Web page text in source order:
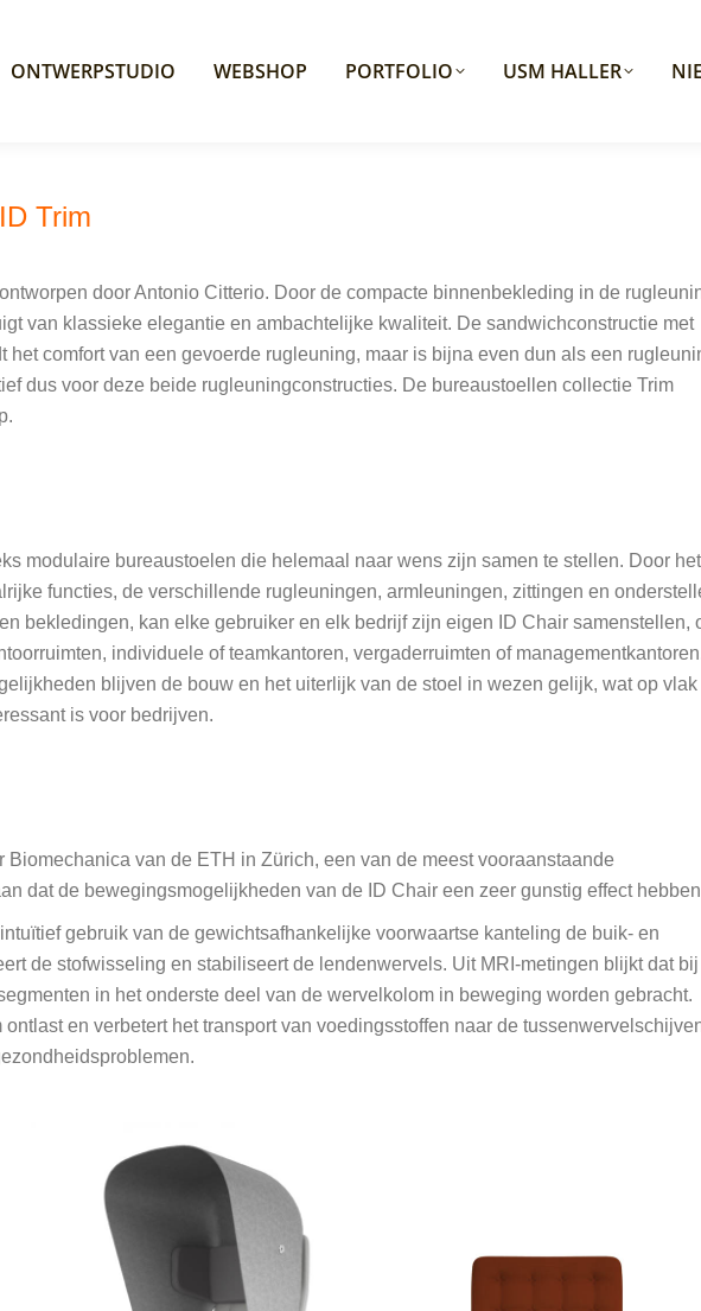
ONTWERPSTUDIO WEBSHOP PORTFOLIO USM HALLER
Trim
door Antonio Citterio. Door de compacte binnenbekleding in de
van klassieke elegantie en ambachtelijke kwaliteit. De sandwichconstructie met
het comfort van een gevoerde rugleuning, maar is bijna even dun als een
dus voor deze beide rugleuningconstructies. De bureaustoellen collectie Trim
modulaire bureaustoelen die helemaal naar wens zijn samen te stellen. Door het
functies, de verschillende rugleuningen, armleuningen, zittingen en
bekledingen, kan elke gebruiker en elk bedrijf zijn eigen ID Chair samenstellen,
individuele of teamkantoren, vergaderruimten of
blijven de bouw en het uiterlijk van de stoel in wezen gelijk, wat op vlak
is voor bedrijven.
Biomechanica van de ETH in Zürich, een van de meest vooraanstaande
dat de bewegingsmogelijkheden van de ID Chair een zeer gunstig effect
gebruik van de gewichtsafhankelijke voorwaartse kanteling de buik- en
de stofwisseling en stabiliseert de lendenwervels. Uit MRI-metingen blijkt dat bij
in het onderste deel van de wervelkolom in beweging worden gebracht.
en verbetert het transport van voedingsstoffen naar de